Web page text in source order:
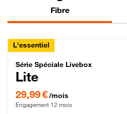
Fibre
L'essentiel
Série Spéciale
Série Spéciale Livebox
Lite
29,99 €/mois
Engagement 12 mois